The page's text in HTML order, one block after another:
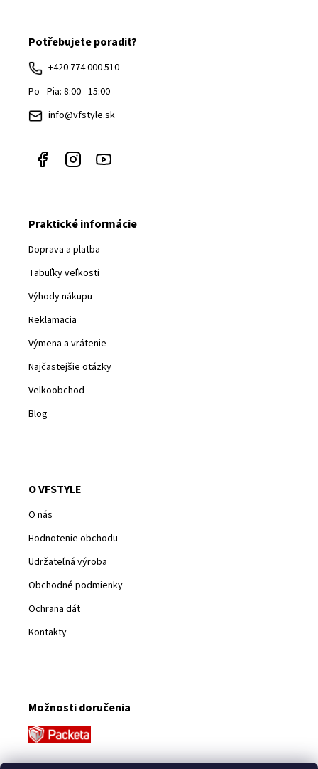
Potřebujete poradit?
+420 774 000 510
Po - Pia: 8:00 - 15:00
info@vfstyle.sk
Praktické informácie
Doprava a platba
Tabuľky veľkostí
Výhody nákupu
Reklamacia
Výmena a vrátenie
Najčastejšie otázky
Velkoobchod
Blog
O VFSTYLE
O nás
Hodnotenie obchodu
Udržateľná výroba
Obchodné podmienky
Ochrana dát
Kontakty
Možnosti doručenia